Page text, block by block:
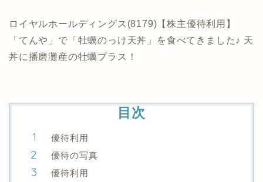
ロイヤルホールディングス(8179)【株主優待利用】
「てんや」で「牡蠣のっけ天丼」を食べてきました♪ 天
丼に播磨灘産の牡蠣プラス！
目次
優待利用
優待の写真
優待利用